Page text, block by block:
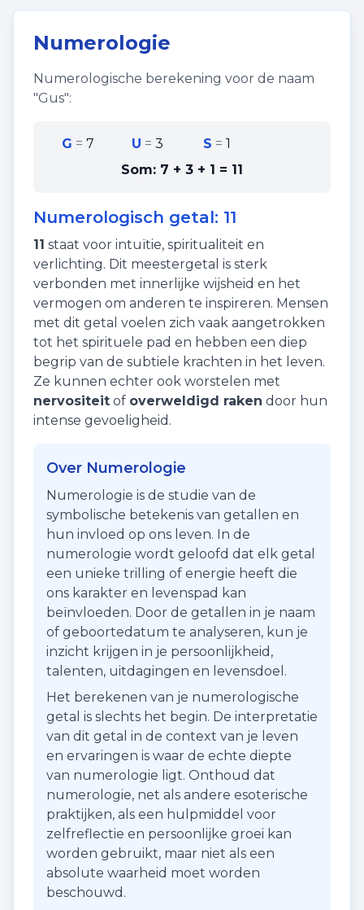
Numerologie
Numerologische berekening voor de naam
"Gus":
G = 7 U = 3 S = 1
Som: 7 + 3 + 1 = 11
Numerologisch getal: 11
11 staat voor intuïtie, spiritualiteit en
verlichting. Dit meestergetal is sterk
verbonden met innerlijke wijsheid en het
vermogen om anderen te inspireren. Mensen
met dit getal voelen zich vaak aangetrokken
tot het spirituele pad en hebben een diep
begrip van de subtiele krachten in het leven.
Ze kunnen echter ook worstelen met
nervositeit of overweldigd raken door hun
intense gevoeligheid.
Over Numerologie
Numerologie is de studie van de
symbolische betekenis van getallen en
hun invloed op ons leven. In de
numerologie wordt geloofd dat elk getal
een unieke trilling of energie heeft die
ons karakter en levenspad kan
beïnvloeden. Door de getallen in je naam
of geboortedatum te analyseren, kun je
inzicht krijgen in je persoonlijkheid,
talenten, uitdagingen en levensdoel.
Het berekenen van je numerologische
getal is slechts het begin. De interpretatie
van dit getal in de context van je leven
en ervaringen is waar de echte diepte
van numerologie ligt. Onthoud dat
numerologie, net als andere esoterische
praktijken, als een hulpmiddel voor
zelfreflectie en persoonlijke groei kan
worden gebruikt, maar niet als een
absolute waarheid moet worden
beschouwd.